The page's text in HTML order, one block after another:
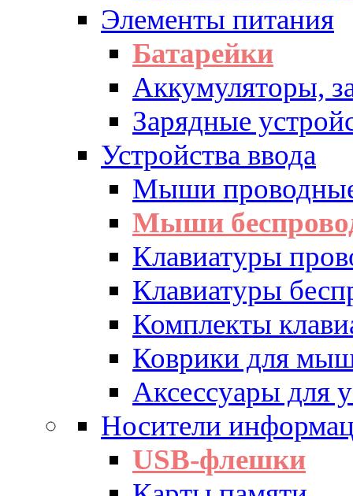
Элементы питания
Батарейки
Аккумуляторы,
Зарядные
Устройства ввода
Мыши
Мыши
Клавиатуры
Клавиатуры
Комплекты
Коврики для
Аксессуары для
Носители
USB-флешки